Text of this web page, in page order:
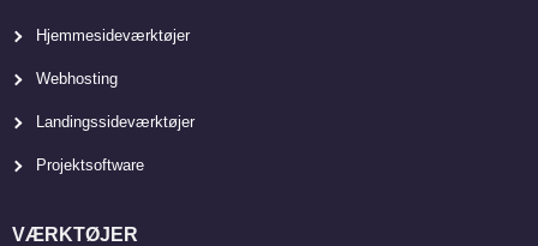
Hjemmesideværktøjer
Webhosting
Landingssideværktøjer
Projektsoftware
VÆRKTØJER